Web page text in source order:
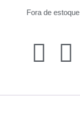
Fora de estoque